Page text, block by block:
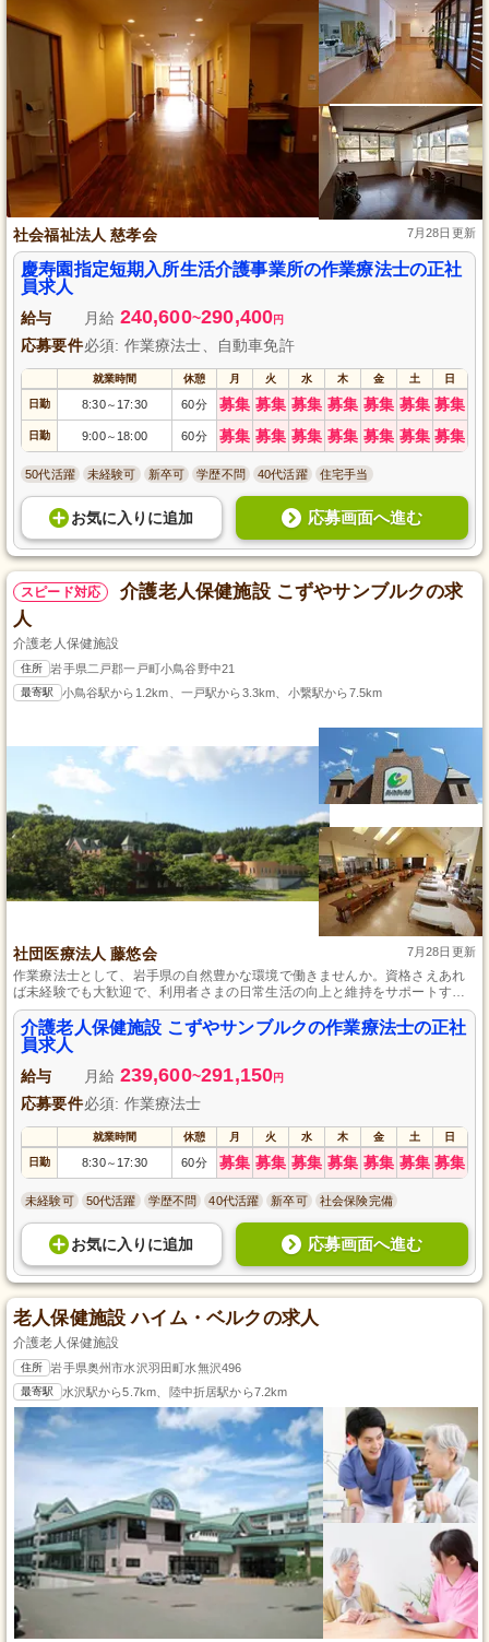
社会福祉法人 慈孝会 7月28日更新
慶寿園指定短期入所生活介護事業所の作業療法士の正社
員求人
給与 月給 240,600~290,400円
応募要件必須: 作業療法士、自動車免許
就業時間 休憩 月 火 水 木 金 土 日
日勤 8:30～ 17:30 60分 募集 募集 募集 募集 募集 募集 募集
日勤 9:00～ 18:00 60分 募集 募集 募集 募集 募集 募集 募集
50代活躍 未経験可 新卒可 学歴不問 40代活躍 住宅手当
お気に入り に追加 応募画面へ進む
スピード対応
介護老人保健施設 こずやサンブルクの求
人
介護老人保健施設
住所 岩手県二戸郡一戸町小鳥谷野中21
最寄駅 小鳥谷駅から1.2km、一戸駅から3.3km、小繋駅から7.5km
社団医療法人 藤悠会 7月28日更新
作業療法士として、岩手県の自然豊かな環境で働きませんか。資格さえあれ
ば未経験でも大歓迎で、利用者さまの日常生活の向上と維持をサポートする
責任ある仕事です。年間休日111日で、メリハリをつけた働き方が可能です。
さらに、昇給・賞与制度が整っており、車通勤もできるため、働きやすさを
重視する方には最適な環境です。
介護老人保健施設 こずやサンブルクの作業療法士の正社
員求人
給与 月給 239,600~291,150円
応募要件必須: 作業療法士
就業時間 休憩 月 火 水 木 金 土 日
日勤 8:30～ 17:30 60分 募集 募集 募集 募集 募集 募集 募集
未経験可 50代活躍 学歴不問 40代活躍 新卒可 社会保険完備
お気に入り に追加 応募画面へ進む
老人保健施設 ハイム・ベルクの求人
介護老人保健施設
住所 岩手県奥州市水沢羽田町水無沢496
最寄駅 水沢駅から5.7km、陸中折居駅から7.2km